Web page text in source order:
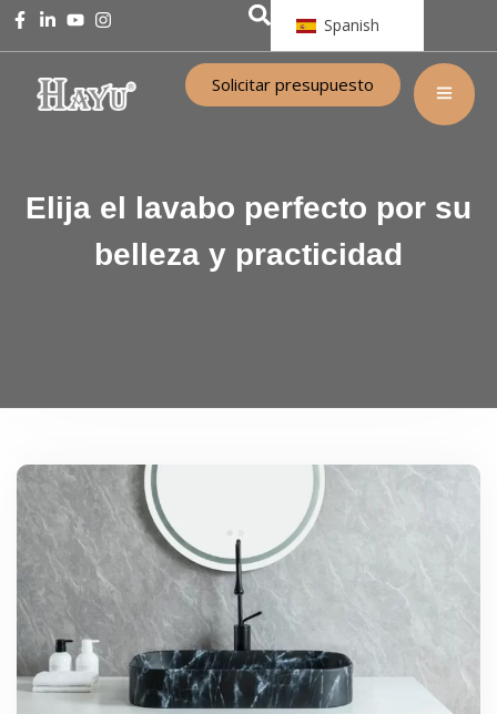
Spanish
Solicitar presupuesto
Elija el lavabo perfecto por su
belleza y practicidad